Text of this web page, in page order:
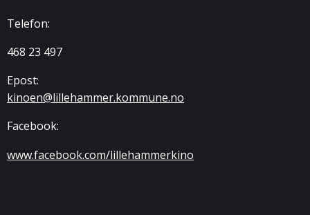
Telefon:
468 23 497
Epost:
kinoen@lillehammer.kommune.no
Facebook:
www.facebook.com/lillehammerkino